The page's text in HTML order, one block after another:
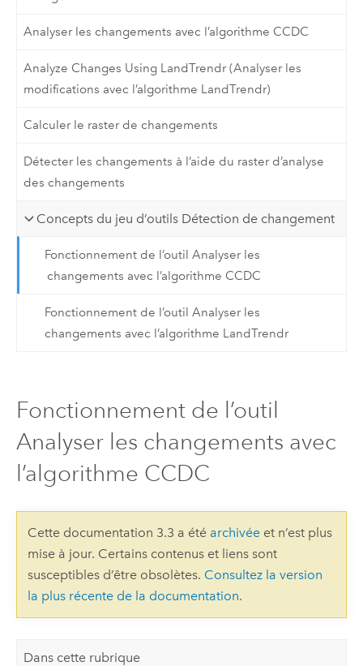
Analyser les changements avec l’algorithme CCDC
Analyze Changes Using LandTrendr (Analyser les
modifications avec l’algorithme LandTrendr)
Calculer le raster de changements
Détecter les changements à l’aide du raster d’analyse
des changements
Concepts du jeu d’outils Détection de changement
Fonctionnement de l’outil Analyser les
changements avec l’algorithme CCDC
Fonctionnement de l’outil Analyser les
changements avec l’algorithme LandTrendr
Fonctionnement de l’outil
Analyser les changements avec
l’algorithme CCDC
Cette documentation 3.3 a été archivéeet n’est plus
mise à jour. Certains contenus et liens sont
susceptibles d’être obsolètes. Consultez la version
la plus récente de la documentation.
Dans cette rubrique